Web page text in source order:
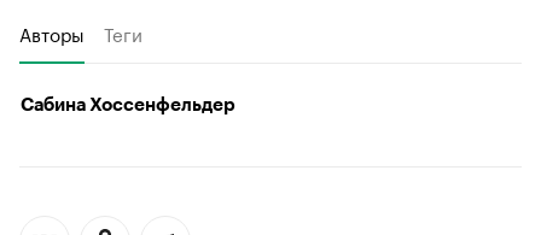
Авторы Теги
Сабина Хоссенфельдер